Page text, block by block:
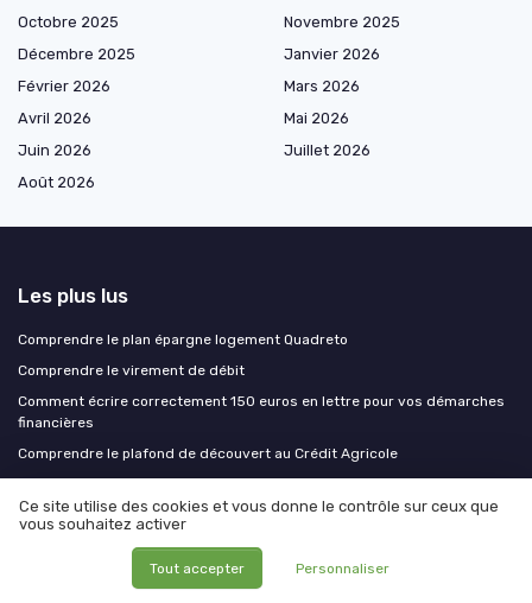
Octobre 2025
Novembre 2025
Décembre 2025
Janvier 2026
Février 2026
Mars 2026
Avril 2026
Mai 2026
Juin 2026
Juillet 2026
Août 2026
Les plus lus
Comprendre le plan épargne logement Quadreto
Comprendre le virement de débit
Comment écrire correctement 150 euros en lettre pour vos démarches
financières
Comprendre le plafond de découvert au Crédit Agricole
Les derniers articles
Produits structurés et assurance vie : le duo gagnant pour dynamiser
Ce site utilise des cookies et vous donne le contrôle sur ceux que
vous souhaitez activer
Tout accepter Personnaliser